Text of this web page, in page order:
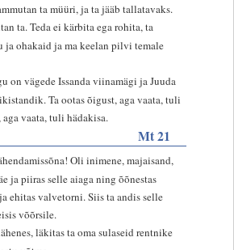
ta müüri, ja ta jääb tallatavaks.
ta. Teda ei kärbita ega rohita, ta
ja ohakaid ja ma keelan pilvi temale
on vägede Issanda viinamägi ja Juuda
Ta ootas õigust, aga vaata, tuli
vaata, tuli hädakisa.
Mt 21
Oli inimene, majaisand,
ja piiras selle aiaga ning õõnestas
ehitas valvetorni. Siis ta andis selle
võõrsile.
läkitas ta oma sulaseid rentnike